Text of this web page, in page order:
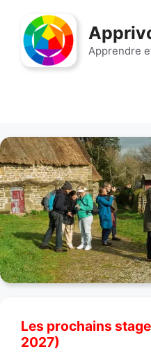
contenu
Apprendre
Les prochains
2027)